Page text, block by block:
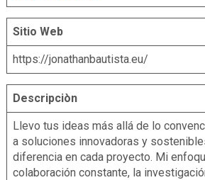
Sitio Web
https://jonathanbautista.eu/
Descripciòn
Llevo tus ideas más allá de lo
a soluciones innovadoras y
diferencia en cada proyecto. Mi
colaboración constante, la